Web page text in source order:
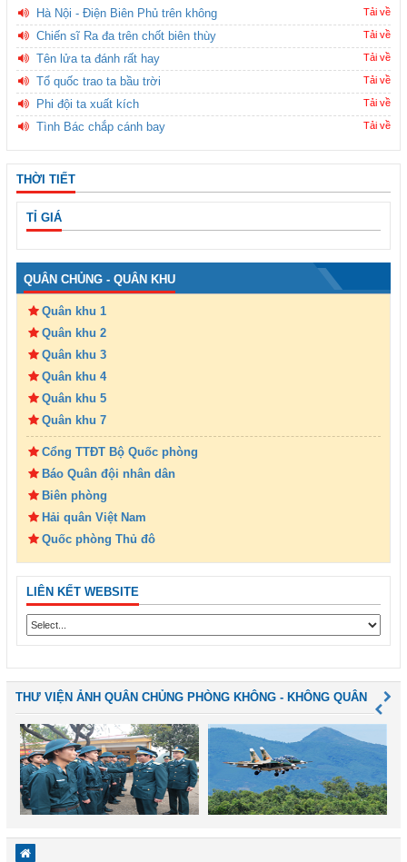
Hà Nội - Điện Biên Phủ trên không Tải về
Chiến sĩ Ra đa trên chốt biên thùy Tải về
Tên lửa ta đánh rất hay Tải về
Tổ quốc trao ta bầu trời Tải về
Phi đội ta xuất kích Tải về
Tình Bác chắp cánh bay Tải về
THỜI TIẾT
TỈ GIÁ
QUÂN CHỦNG - QUÂN KHU
Quân khu 1
Quân khu 2
Quân khu 3
Quân khu 4
Quân khu 5
Quân khu 7
Cổng TTĐT Bộ Quốc phòng
Báo Quân đội nhân dân
Biên phòng
Hải quân Việt Nam
Quốc phòng Thủ đô
LIÊN KẾT WEBSITE
THƯ VIỆN ẢNH QUÂN CHỦNG PHÒNG KHÔNG - KHÔNG QUÂN